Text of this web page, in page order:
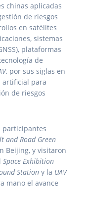
chinas aplicadas
de riesgos
en satélites
sistemas
plataformas
de
, por sus siglas en
artificial para
de riesgos
participantes
and Road Green
Beijing, y visitaron
Space Exhibition
Station y la UAV
mano el avance